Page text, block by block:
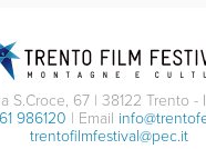
S.Croce, 67 | 38122 Trento -
986120 | Email
trentofilmfestival@pec.it